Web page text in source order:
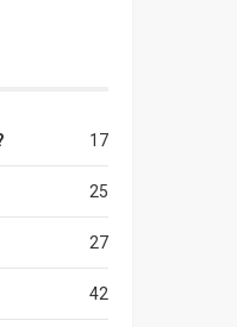
17
25
27
42